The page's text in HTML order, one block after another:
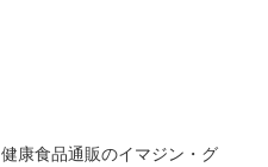
健康食品通販のイマジン・グ